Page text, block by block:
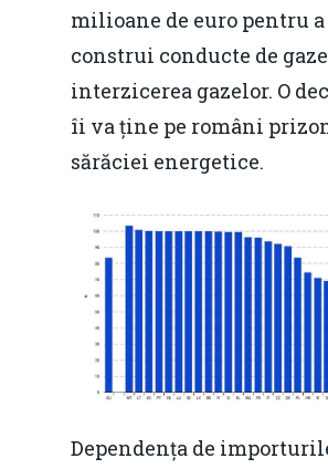
milioane de euro pentru a
construi conducte de
interzicerea gazelor. O
îi va ține pe români
sărăciei energetice.
Dependența de